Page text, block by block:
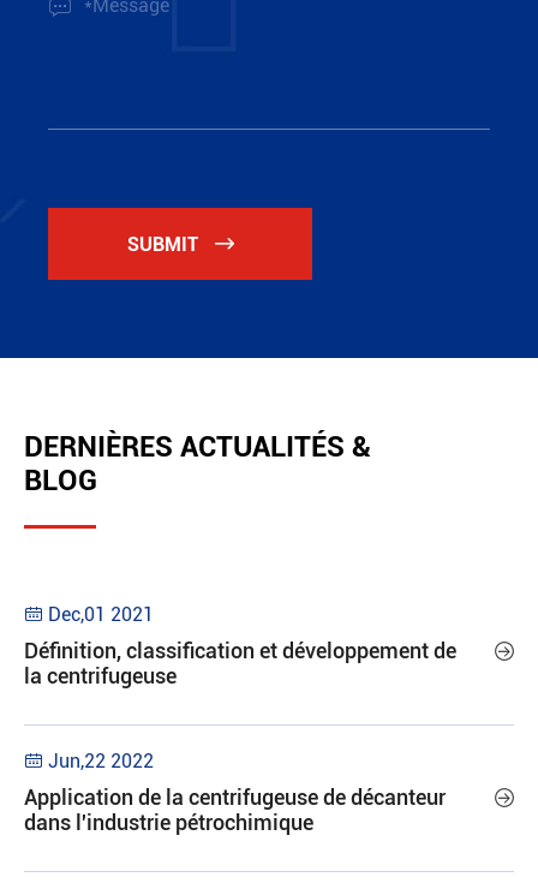

SUBMIT 
DERNIÈRES ACTUALITÉS &
BLOG
 Dec,01 2021
Définition, classification et développement de
la centrifugeuse

 Jun,22 2022
Application de la centrifugeuse de décanteur
dans l'industrie pétrochimique
